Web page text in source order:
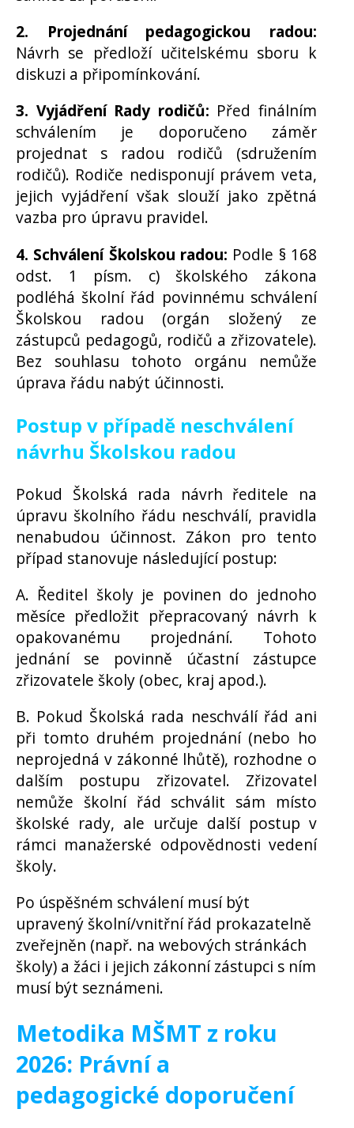
2. Projednání pedagogickou radou:
Návrh se předloží učitelskému sboru k
diskuzi a připomínkování.
3. Vyjádření Rady rodičů: Před finálním
schválením je doporučeno záměr
projednat s radou rodičů (sdružením
rodičů). Rodiče nedisponují právem veta,
jejich vyjádření však slouží jako zpětná
vazba pro úpravu pravidel.
4. Schválení Školskou radou: Podle § 168
odst. 1 písm. c) školského zákona
podléhá školní řád povinnému schválení
Školskou radou (orgán složený ze
zástupců pedagogů, rodičů a zřizovatele).
Bez souhlasu tohoto orgánu nemůže
úprava řádu nabýt účinnosti.
Postup v případě neschválení
návrhu Školskou radou
Pokud Školská rada návrh ředitele na
úpravu školního řádu neschválí, pravidla
nenabudou účinnost. Zákon pro tento
případ stanovuje následující postup:
A. Ředitel školy je povinen do jednoho
měsíce předložit přepracovaný návrh k
opakovanému projednání. Tohoto
jednání se povinně účastní zástupce
zřizovatele školy (obec, kraj apod.).
B. Pokud Školská rada neschválí řád ani
při tomto druhém projednání (nebo ho
neprojedná v zákonné lhůtě), rozhodne o
dalším postupu zřizovatel. Zřizovatel
nemůže školní řád schválit sám místo
školské rady, ale určuje další postup v
rámci manažerské odpovědnosti vedení
školy.
Po úspěšném schválení musí být
upravený školní/vnitřní řád prokazatelně
zveřejněn (např. na webových stránkách
školy) a žáci i jejich zákonní zástupci s ním
musí být seznámeni.
Metodika MŠMT z roku
2026: Právní a
pedagogické doporučení